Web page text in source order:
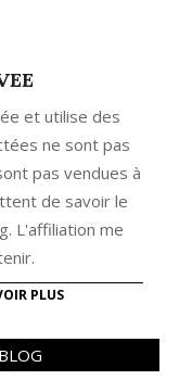
et utilise des
ne sont pas
pas vendues à
de savoir le
L'affiliation me
PLUS